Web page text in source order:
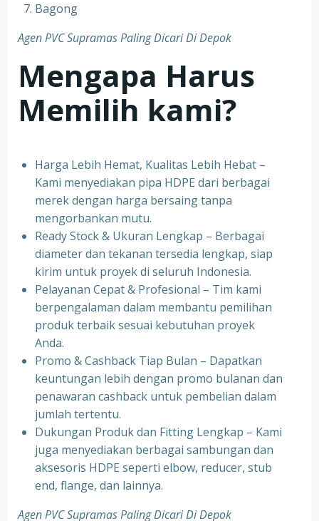
Bagong
Agen PVC Supramas Paling Dicari Di Depok
Mengapa Harus
Memilih kami?
Harga Lebih Hemat, Kualitas Lebih Hebat –
Kami menyediakan pipa HDPE dari berbagai
merek dengan harga bersaing tanpa
mengorbankan mutu.
Ready Stock & Ukuran Lengkap – Berbagai
diameter dan tekanan tersedia lengkap, siap
kirim untuk proyek di seluruh Indonesia.
Pelayanan Cepat & Profesional – Tim kami
berpengalaman dalam membantu pemilihan
produk terbaik sesuai kebutuhan proyek
Anda.
Promo & Cashback Tiap Bulan – Dapatkan
keuntungan lebih dengan promo bulanan dan
penawaran cashback untuk pembelian dalam
jumlah tertentu.
Dukungan Produk dan Fitting Lengkap – Kami
juga menyediakan berbagai sambungan dan
aksesoris HDPE seperti elbow, reducer, stub
end, flange, dan lainnya.
Agen PVC Supramas Paling Dicari Di Depok